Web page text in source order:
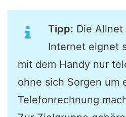
Tipp: Die Allnet
Internet eignet
mit dem Handy nur
ohne sich Sorgen um
Telefonrechnung